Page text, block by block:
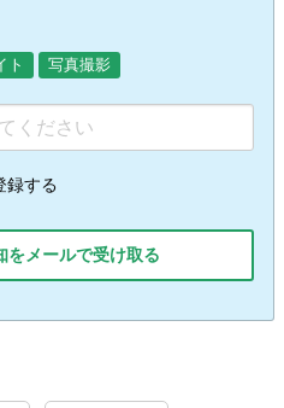
ト 写真撮影
録する
メールで受け取る